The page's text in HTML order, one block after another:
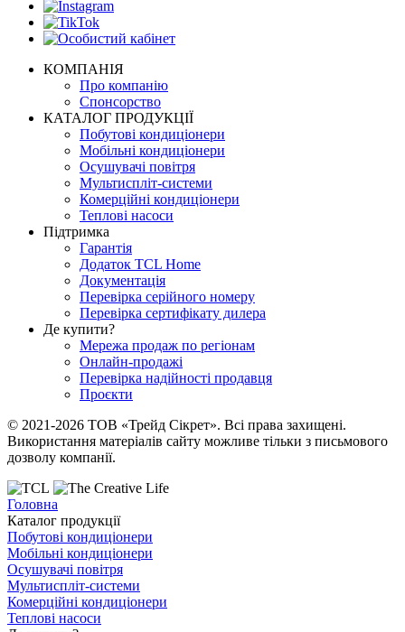
КОМПАНІЯ
Про компанію
Спонсорство
КАТАЛОГ ПРОДУКЦІЇ
Побутові кондиціонери
Мобільні кондиціонери
Осушувачі повітря
Мультиспліт-системи
Комерційні кондиціонери
Теплові насоси
Підтримка
Гарантія
Додаток TCL Home
Документація
Перевірка серійного номеру
Перевірка сертифікату дилера
Де купити?
Мережа продаж по регіонам
Онлайн-продажі
Перевірка надійності продавця
Проєкти
© 2021-2026 ТОВ «Трейд Сікрет». Всі права захищені.
Використання матеріалів сайту можливе тільки з письмового
дозволу компанії.
Головна
Каталог продукції
Побутові кондиціонери
Мобільні кондиціонери
Осушувачі повітря
Мультиспліт-системи
Комерційні кондиціонери
Теплові насоси